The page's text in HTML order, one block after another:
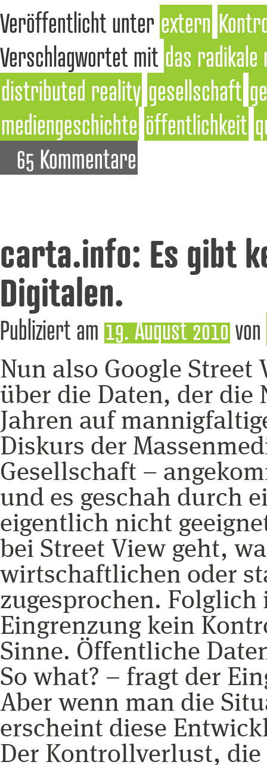
Veröffentlicht unter extern
Verschlagwortet mit das
distributed reality gesellschaft
mediengeschichte öffentlichkeit
65 Kommentare
carta.info: Es gibt
Digitalen.
Publiziert am 19. August 2010von
Nun also Google
über die Daten, der
Jahren auf
Diskurs der
Gesellschaft –
und es geschah durch
eigentlich nicht
bei Street View geht,
wirtschaftlichen oder
zugesprochen.
Eingrenzung kein
Sinne. Öffentliche
So what? – fragt der
Aber wenn man die
erscheint diese
Der Kontrollverlust,